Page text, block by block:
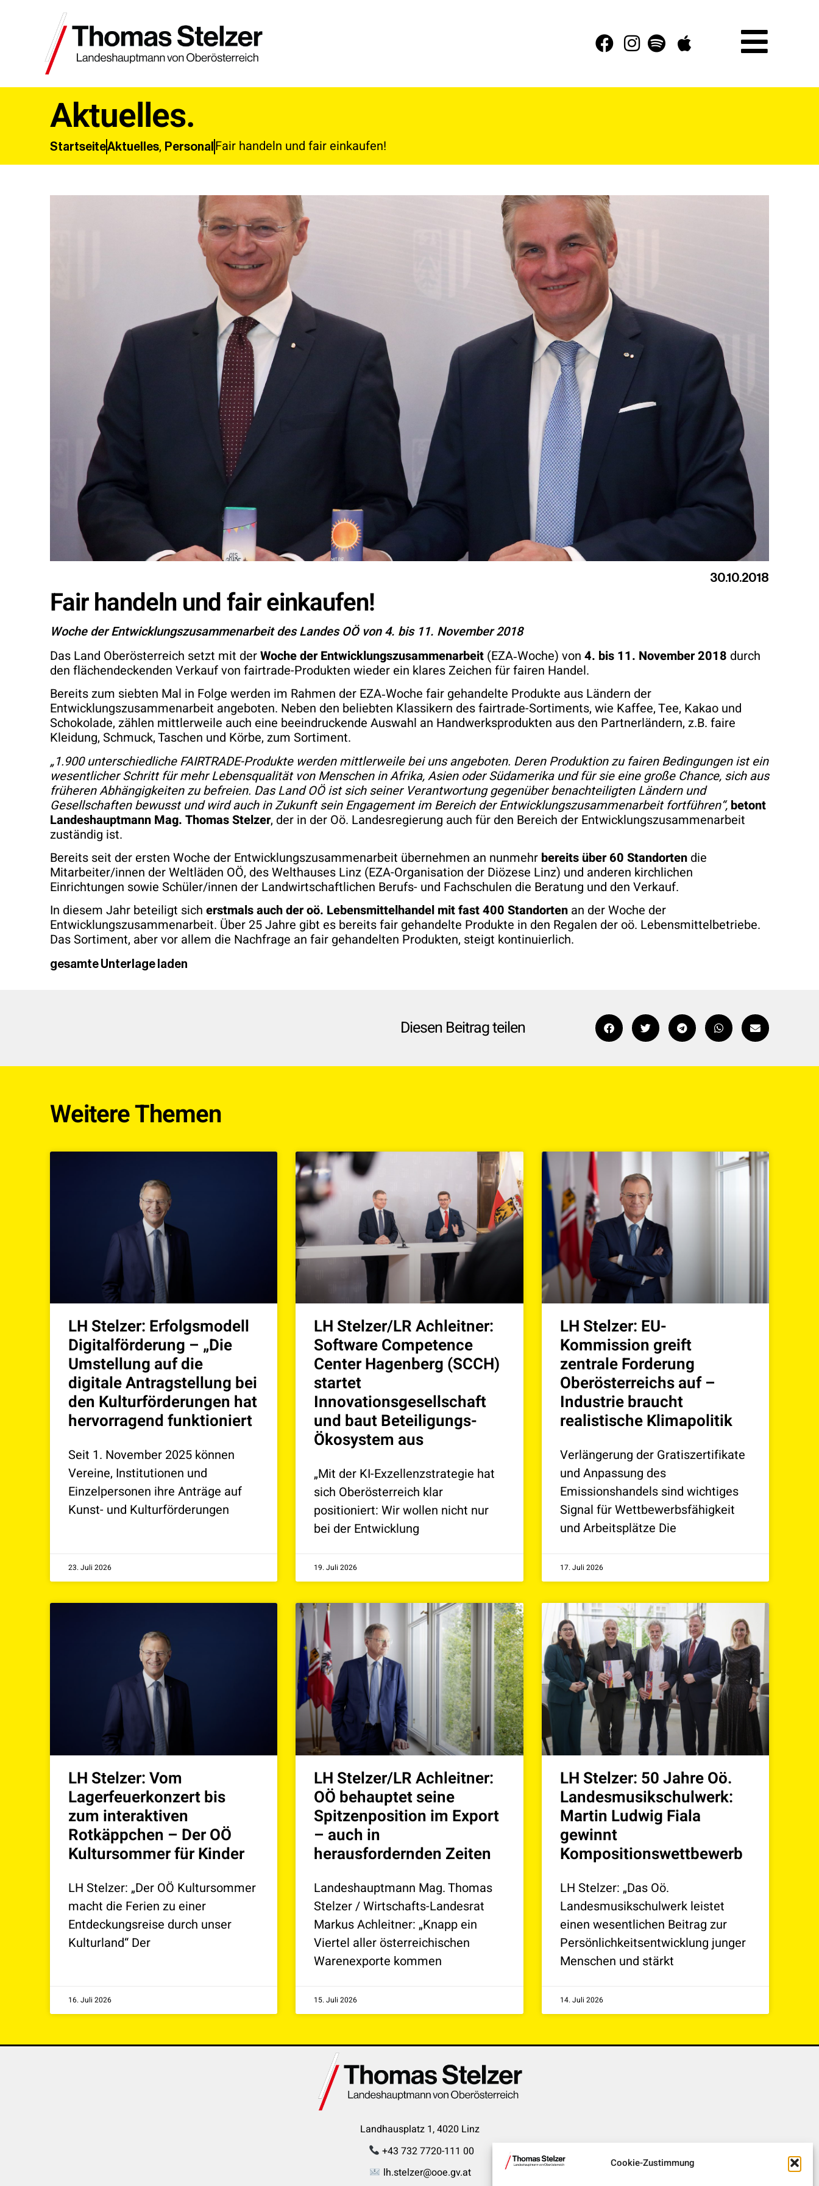
Cookie-Zustimmung
Aktuelles.
StartseiteAktuelles, Personal Fair handeln und fair einkaufen!
30.10.2018
Fair handeln und fair einkaufen!
Woche der Entwicklungszusammenarbeit des Landes OÖ von 4. bis 11. November 2018
Das Land Oberösterreich setzt mit derWoche der Entwicklungszusammenarbeit (EZA‑Woche) von 4. bis 11. November 2018 durch
den flächendeckenden Verkauf von fairtrade-Produkten wieder ein klares Zeichen für fairen Handel.
Bereits zum siebten Mal in Folge werden im Rahmen der EZA‑Woche fair gehandelte Produkte aus Ländern der
Entwicklungszusammenarbeit angeboten. Neben den beliebten Klassikern des fairtrade-Sortiments, wie Kaffee, Tee, Kakao und
Schokolade, zählen mittlerweile auch eine beeindruckende Auswahl an Handwerksprodukten aus den Partnerländern, z.B. faire
Kleidung, Schmuck, Taschen und Körbe, zum Sortiment.
„1.900 unterschiedliche FAIRTRADE-Produkte werden mittlerweile bei uns angeboten. Deren Produktion zu fairen Bedingungen ist ein
wesentlicher Schritt für mehr Lebensqualität von Menschen in Afrika, Asien oder Südamerika und für sie eine große Chance, sich aus
früheren Abhängigkeiten zu befreien. Das Land OÖ ist sich seiner Verantwortung gegenüber benachteiligten Ländern und
Gesellschaften bewusst und wird auch in Zukunft sein Engagement im Bereich der Entwicklungszusammenarbeit fortführen“, betont
Landeshauptmann Mag. Thomas Stelzer, der in der Oö. Landesregierung auch für den Bereich der Entwicklungszusammenarbeit
zuständig ist.
Bereits seit der ersten Woche der Entwicklungszusammenarbeit übernehmen an nunmehr bereits über 60 Standorten die
Mitarbeiter/innen der Weltläden OÖ, des Welthauses Linz (EZA-Organisation der Diözese Linz) und anderen kirchlichen
Einrichtungen sowie Schüler/innen der Landwirtschaftlichen Berufs- und Fachschulen die Beratung und den Verkauf.
In diesem Jahr beteiligt sich erstmals auch der oö. Lebensmittelhandel mit fast 400 Standorten an der Woche der
Entwicklungszusammenarbeit. Über 25 Jahre gibt es bereits fair gehandelte Produkte in den Regalen der oö. Lebensmittelbetriebe.
Das Sortiment, aber vor allem die Nachfrage an fair gehandelten Produkten, steigt kontinuierlich.
gesamte Unterlage laden
Diesen Beitrag teilen
Weitere Themen
LH Stelzer: Erfolgsmodell
Digitalförderung – „Die
Umstellung auf die
digitale Antragstellung bei
den Kulturförderungen hat
hervorragend funktioniert
Seit 1. November 2025 können
Vereine, Institutionen und
Einzelpersonen ihre Anträge auf
Kunst- und Kulturförderungen
23. Juli 2026
LH Stelzer/LR Achleitner:
Software Competence
Center Hagenberg (SCCH)
startet
Innovationsgesellschaft
und baut Beteiligungs-
Ökosystem aus
„Mit der KI-Exzellenzstrategie hat
sich Oberösterreich klar
positioniert: Wir wollen nicht nur
bei der Entwicklung
19. Juli 2026
LH Stelzer: EU-
Kommission greift
zentrale Forderung
Oberösterreichs auf –
Industrie braucht
realistische Klimapolitik
Verlängerung der Gratiszertifikate
und Anpassung des
Emissionshandels sind wichtiges
Signal für Wettbewerbsfähigkeit
und Arbeitsplätze Die
17. Juli 2026
LH Stelzer: Vom
Lagerfeuerkonzert bis
zum interaktiven
Rotkäppchen – Der OÖ
Kultursommer für Kinder
LH Stelzer: „Der OÖ Kultursommer
macht die Ferien zu einer
Entdeckungsreise durch unser
Kulturland“ Der
16. Juli 2026
LH Stelzer/LR Achleitner:
OÖ behauptet seine
Spitzenposition im Export
– auch in
herausfordernden Zeiten
Landeshauptmann Mag. Thomas
Stelzer / Wirtschafts-Landesrat
Markus Achleitner: „Knapp ein
Viertel aller österreichischen
Warenexporte kommen
15. Juli 2026
LH Stelzer: 50 Jahre Oö.
Landesmusikschulwerk:
Martin Ludwig Fiala
gewinnt
Kompositionswettbewerb
LH Stelzer: „Das Oö.
Landesmusikschulwerk leistet
einen wesentlichen Beitrag zur
Persönlichkeitsentwicklung junger
Menschen und stärkt
14. Juli 2026
Landhausplatz 1, 4020 Linz
+43 732 7720-111 00
lh.stelzer@ooe.gv.at